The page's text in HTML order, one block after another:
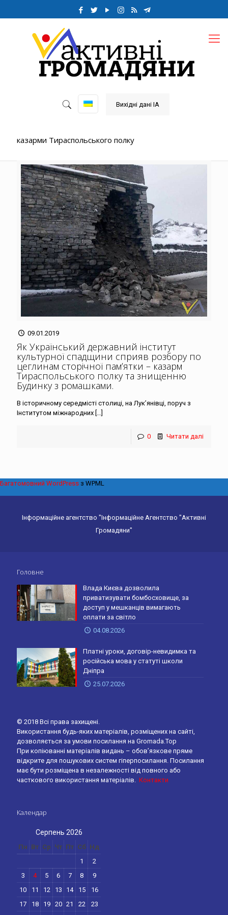
Вихідні дані ІА
казарми Тираспольського полку
09.01.2019
Як Український державний інститут
культурної спадщини сприяв розбору по
цеглинам сторічної пам’ятки – казарм
Тираспольського полку та знищенню
Будинку з ромашками.
В історичному середмісті столиці, на Лук’янівці, поруч з
Інститутом міжнародних […]
0 Читати далі
Інформаційне агентство "Інформаційне Агентство "Активні
Громадяни"
Головне
Влада Києва дозволила
приватизувати бомбосховище, за
доступ у мешканців вимагають
оплати за світло
04.08.2026
Платні уроки, договір-невидимка та
російська мова у статуті школи
Дніпра
25.07.2026
© 2018 Всі права захищені.
Використання будь-яких матеріалів, розміщених на сайті,
дозволяється за умови посилання на Gromada.Top
При копіюванні матеріалів видань – обов’язкове пряме
відкрите для пошукових систем гіперпосилання. Посилання
має бути розміщена в незалежності від повного або
часткового використання матеріалів. Контакти
Календар
Серпень 2026
Пн Вт Ср Чт Пт Сб Нд
1
2
3
4 5 6 7 8
9
10
11 12 13 14 15
16
17
18 19 20 21 22
23
Багатомовний WordPress з WPML